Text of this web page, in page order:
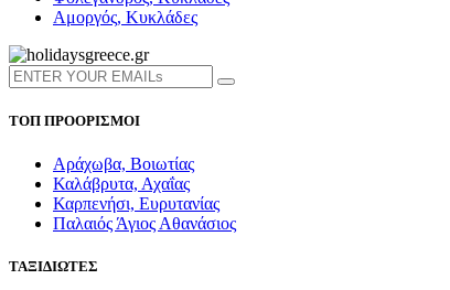
Αμοργός, Κυκλάδες
ΤΟΠ ΠΡΟΟΡΙΣΜΟΙ
Αράχωβα, Βοιωτίας
Καλάβρυτα, Αχαΐας
Καρπενήσι, Ευρυτανίας
Παλαιός Άγιος Αθανάσιος
ΤΑΞΙΔΙΩΤΕΣ